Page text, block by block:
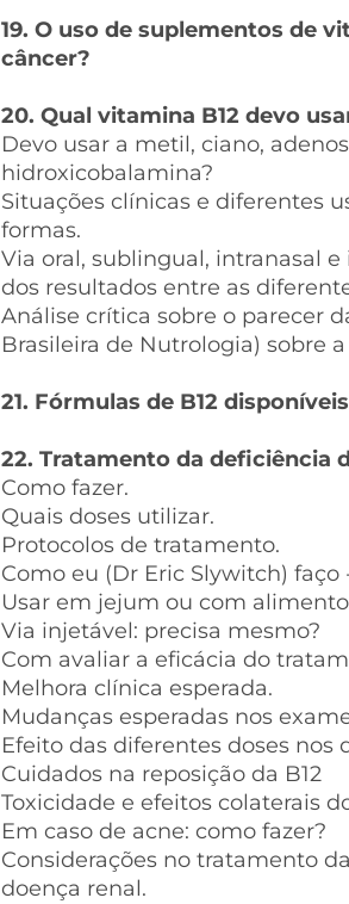
19. O uso de suplementos de
câncer?
20. Qual vitamina B12 devo
Devo usar a metil, ciano,
hidroxicobalamina?
Situações clínicas e diferentes
formas.
Via oral, sublingual, intranasal
dos resultados entre as
Análise crítica sobre o parecer
Brasileira de Nutrologia) sobre
21. Fórmulas de B12
22. Tratamento da deficiência
Como fazer.
Quais doses utilizar.
Protocolos de tratamento.
Como eu (Dr Eric Slywitch) faço
Usar em jejum ou com
Via injetável: precisa mesmo?
Com avaliar a eficácia do
Melhora clínica esperada.
Mudanças esperadas nos
Efeito das diferentes doses nos
Cuidados na reposição da B12
Toxicidade e efeitos colaterais
Em caso de acne: como fazer?
Considerações no tratamento
doença renal.